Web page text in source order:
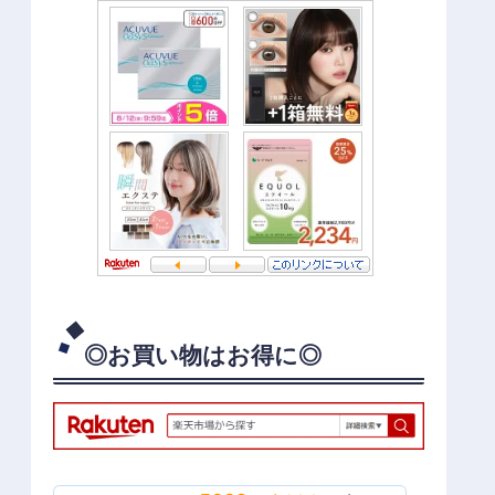
◎お買い物はお得に◎